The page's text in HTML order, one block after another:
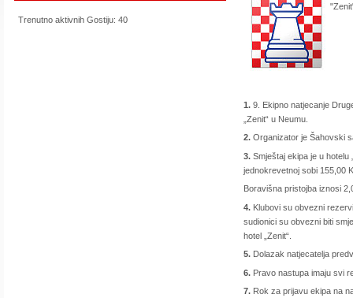
Trenutno aktivnih Gostiju: 40
1. 9. Ekipno natjecanje
„Zenit“ u Neumu.
2. Organizator je Šahovski
3. Smještaj ekipa je u hotelu
jednokrevetnoj sobi 155,00
Boravišna pristojba iznosi
4. Klubovi su obvezni
sudionici su obvezni biti
hotel „Zenit“.
5. Dolazak natjecatelja
6. Pravo nastupa imaju svi
7. Rok za prijavu ekipa na